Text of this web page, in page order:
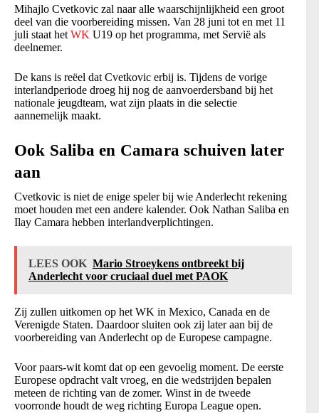
Mihajlo Cvetkovic zal naar alle waarschijnlijkheid een groot
deel van die voorbereiding missen. Van 28 juni tot en met 11
juli staat het WK U19 op het programma, met Servië als
deelnemer.
De kans is reëel dat Cvetkovic erbij is. Tijdens de vorige
interlandperiode droeg hij nog de aanvoerdersband bij het
nationale jeugdteam, wat zijn plaats in die selectie
aannemelijk maakt.
Ook Saliba en Camara schuiven later
aan
Cvetkovic is niet de enige speler bij wie Anderlecht rekening
moet houden met een andere kalender. Ook Nathan Saliba en
Ilay Camara hebben interlandverplichtingen.
LEES OOK Mario Stroeykens ontbreekt bij
Anderlecht voor cruciaal duel met PAOK
Zij zullen uitkomen op het WK in Mexico, Canada en de
Verenigde Staten. Daardoor sluiten ook zij later aan bij de
voorbereiding van Anderlecht op de Europese campagne.
Voor paars-wit komt dat op een gevoelig moment. De eerste
Europese opdracht valt vroeg, en die wedstrijden bepalen
meteen de richting van de zomer. Winst in de tweede
voorronde houdt de weg richting Europa League open.